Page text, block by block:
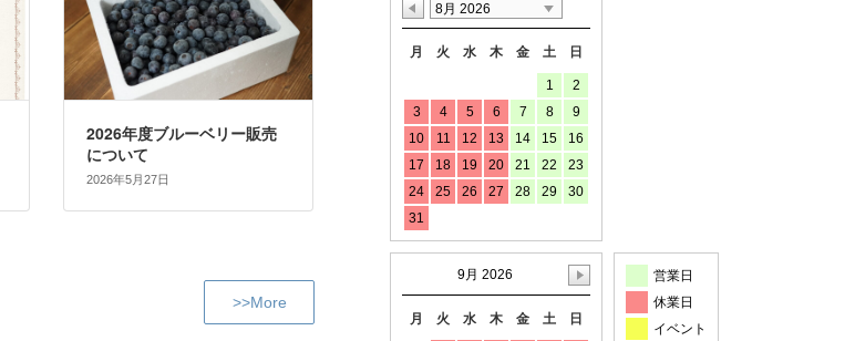
2026年度ブルーベリー販売
について
2026年5月27日
>>More
8月 2026
月 火 水 木 金 土 日
1
2
3
4 5 6 7 8
9
10
11 12 13 14 15
16
17
18 19 20 21 22
23
24
25 26 27 28 29
30
31
9月 2026
月 火 水 木 金 土 日
営業日
休業日
イベント